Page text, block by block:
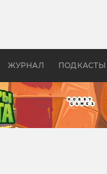
ЖУРНАЛ ПОДКАСТЫ
бы «Властелина колец»